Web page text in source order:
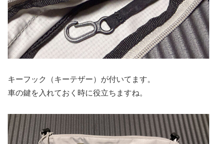
キーフック（キーテザー）が付いてます。
車の鍵を入れておく時に役立ちますね。